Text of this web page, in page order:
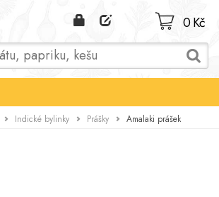
0 Kč
Indické bylinky Prášky Amalaki prášek